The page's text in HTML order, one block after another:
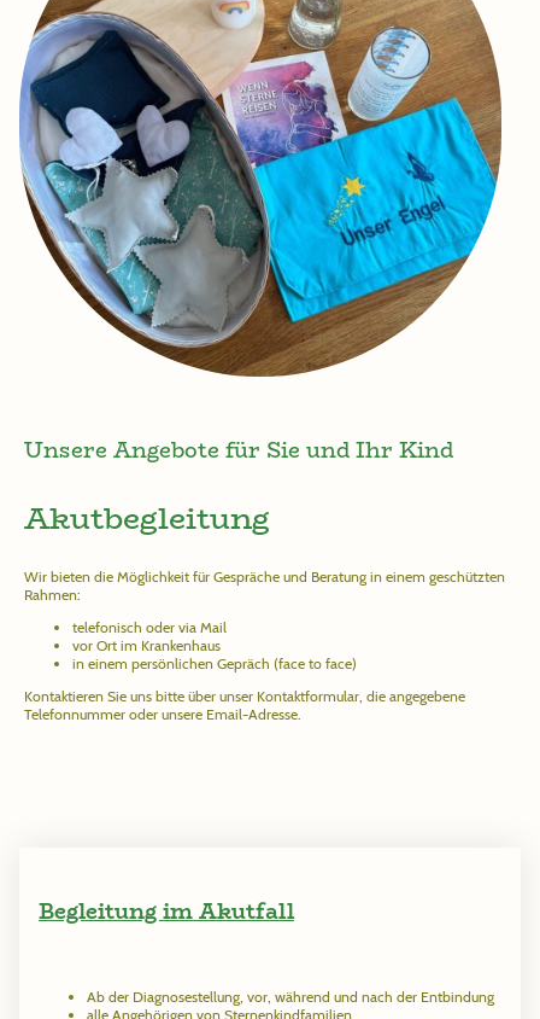
Unsere Angebote für Sie und Ihr Kind
Akutbegleitung
Wir bieten die Möglichkeit für Gespräche und Beratung in einem geschützten
Rahmen:
telefonisch oder via Mail
vor Ort im Krankenhaus
in einem persönlichen Gepräch (face to face)
Kontaktieren Sie uns bitte über unser Kontaktformular, die angegebene
Telefonnummer oder unsere Email-Adresse.
Begleitung im Akutfall
Ab der Diagnosestellung, vor, während und nach der Entbindung
alle Angehörigen von Sternenkindfamilien